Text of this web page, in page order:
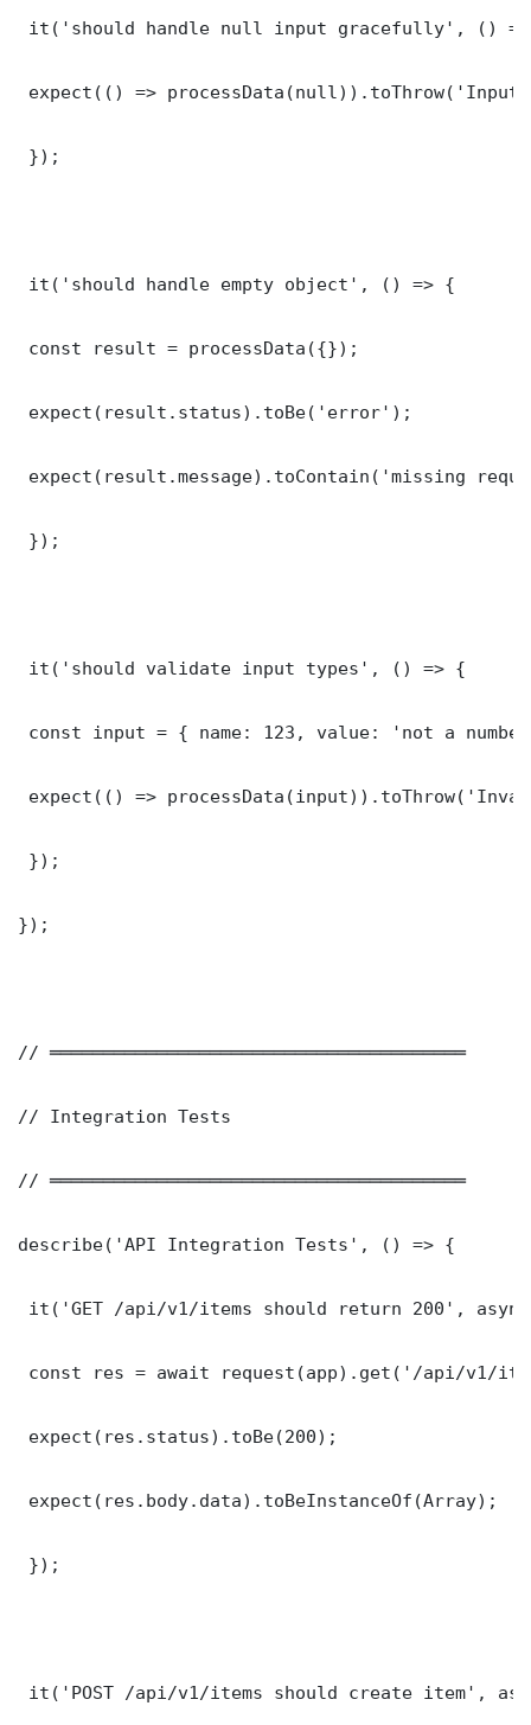
it('should handle null input gracefully', ()
expect(() =>
});
it('should handle empty object', () => {
const result = processData({});
expect(result.status).toBe('error');
expect(result.message).toContain('missing
});
it('should validate input types', () => {
const input = { name: 123, value: 'not a
expect(() =>
});
});
// ═══════════════════════════════════════
// Integration Tests
// ═══════════════════════════════════════
describe('API Integration Tests', () => {
it('GET /api/v1/items should return 200',
const res = await request(app).get('/api/v1/
expect(res.status).toBe(200);
expect(res.body.data).toBeInstanceOf(Array);
});
it('POST /api/v1/items should create item',